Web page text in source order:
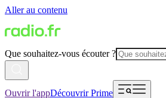
Aller au contenu
Que souhaitez-vous écouter ?
Ouvrir l'appDécouvrir Prime